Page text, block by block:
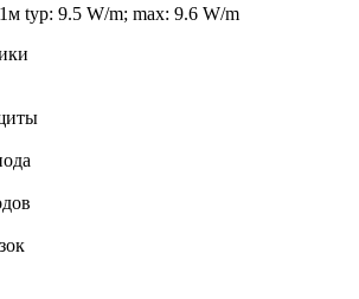
typ: 9.5 W/m; max: 9.6 W/m